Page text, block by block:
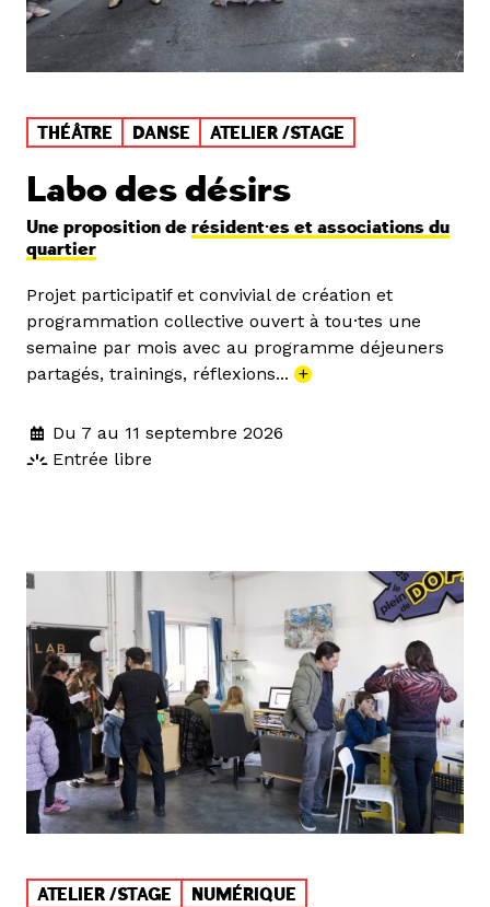
THÉÂTRE DANSE ATELIER /STAGE
Labo des désirs
Une proposition de résident·es et associations du
quartier
Projet participatif et convivial de création et
programmation collective ouvert à tou·tes une
semaine par mois avec au programme déjeuners
partagés, trainings, réflexions... +
Du 7 au 11 septembre 2026
Entrée libre
ATELIER /STAGE NUMÉRIQUE